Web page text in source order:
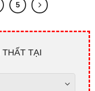
5
TẠI